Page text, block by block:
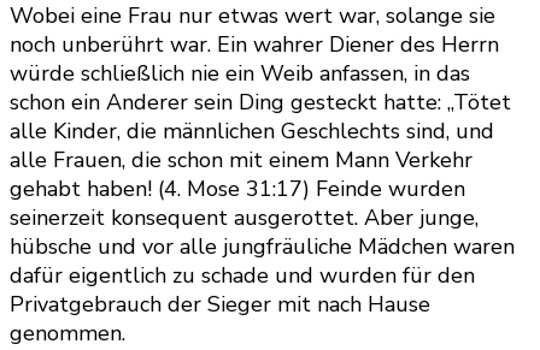
Wobei eine Frau nur etwas wert war, solange sie
noch unberührt war. Ein wahrer Diener des Herrn
würde schließlich nie ein Weib anfassen, in das
schon ein Anderer sein Ding gesteckt hatte: „Tötet
alle Kinder, die männlichen Geschlechts sind, und
alle Frauen, die schon mit einem Mann Verkehr
gehabt haben! (4. Mose 31:17) Feinde wurden
seinerzeit konsequent ausgerottet. Aber junge,
hübsche und vor alle jungfräuliche Mädchen waren
dafür eigentlich zu schade und wurden für den
Privatgebrauch der Sieger mit nach Hause
genommen.